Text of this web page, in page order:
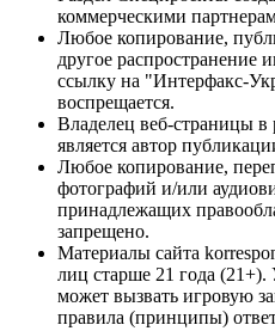
коммерческими
Любое копирование,
другое распространение
ссылку на "Интерфакс-
воспрещается.
Владелец веб-страницы в
является автор
Любое копирование,
фотографий и/или
принадлежащих
запрещено.
Материалы сайта
лиц старше 21 года (21+).
может вызвать игровую
правила (принципы)